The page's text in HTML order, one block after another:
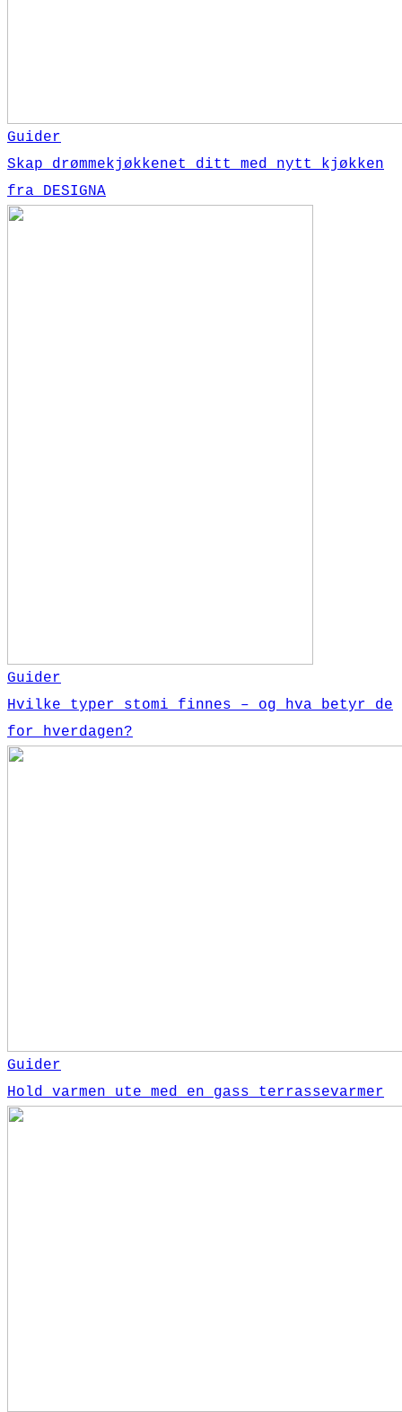
Guider
Skap drømmekjøkkenet ditt med nytt kjøkken
fra DESIGNA
Guider
Hvilke typer stomi finnes – og hva betyr de
for hverdagen?
Guider
Hold varmen ute med en gass terrassevarmer